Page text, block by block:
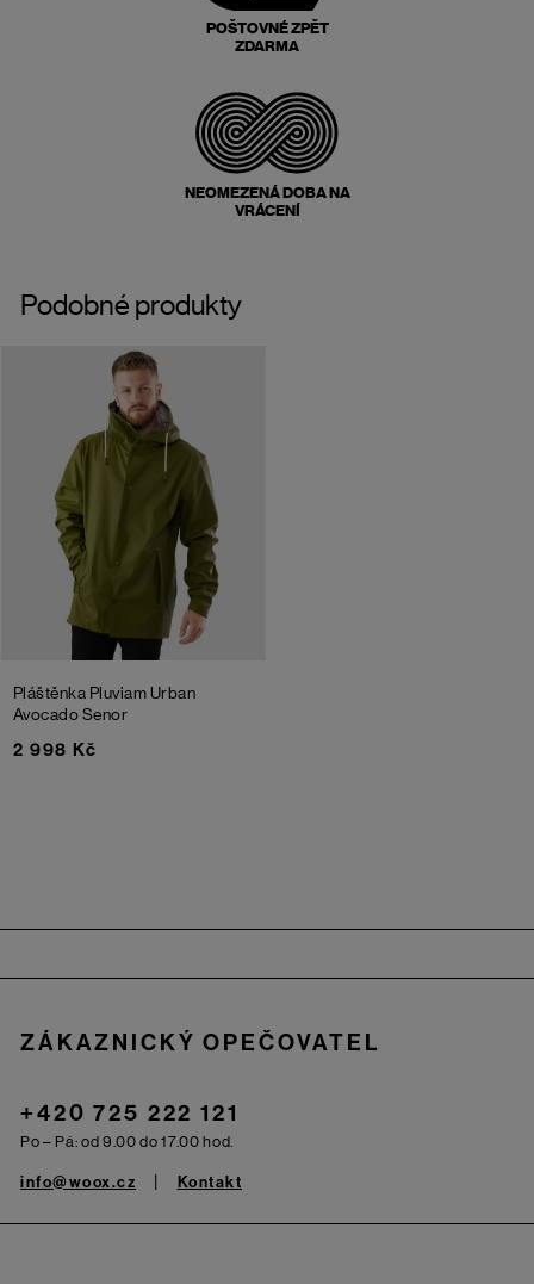
POŠTOVNÉ ZPĚT
ZDARMA
NEOMEZENÁ DOBA NA
VRÁCENÍ
Podobné produkty
Pláštěnka Pluviam Urban
Avocado Senor
2 998 Kč
ZÁKAZNICKÝ OPEČOVATEL
+420 725 222 121
Po – Pá: od 9.00 do 17.00 hod.
info@woox.cz Kontakt